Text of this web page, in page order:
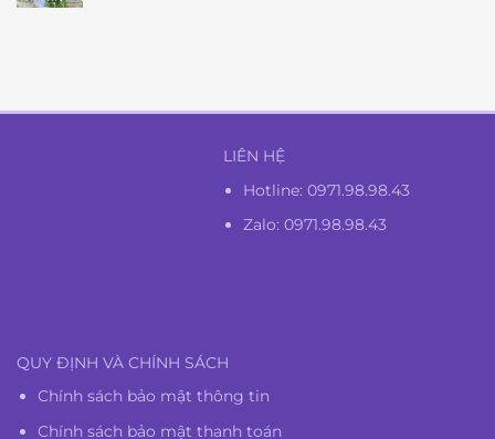
LIÊN HỆ
Hotline:0971.98.98.43
Zalo: 0971.98.98.43
QUY ĐỊNH VÀ CHÍNH SÁCH
Chính sách bảo mật thông tin
Chính sách bảo mật thanh toán